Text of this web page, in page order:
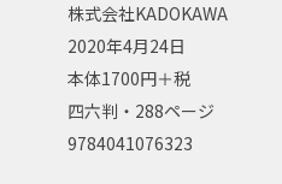
株式会社KADOKAWA
2020年4月24日
本体1700円＋税
四六判・288ページ
9784041076323